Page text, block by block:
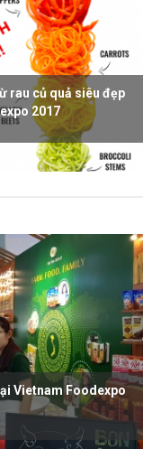
rau củ quả siêu đẹp
2017
Vietnam Foodexpo